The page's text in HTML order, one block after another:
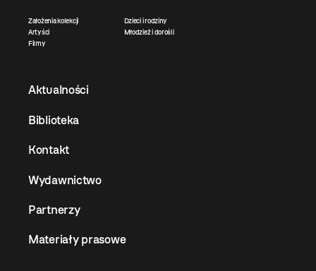
Założenia kolekcji
Artyści
Filmy
Dzieci i rodziny
Młodzież i dorośli
Aktualności
Biblioteka
Kontakt
Wydawnictwo
Partnerzy
Materiały prasowe